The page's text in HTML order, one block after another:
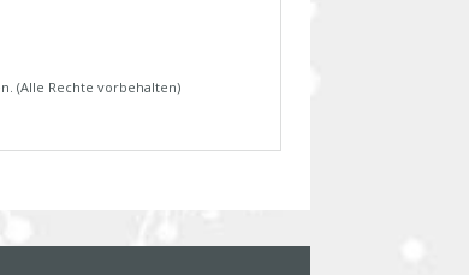
(Alle Rechte vorbehalten)